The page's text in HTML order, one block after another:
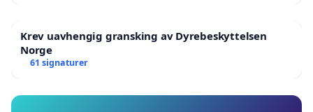
Krev uavhengig gransking av Dyrebeskyttelsen
Norge
61 signaturer